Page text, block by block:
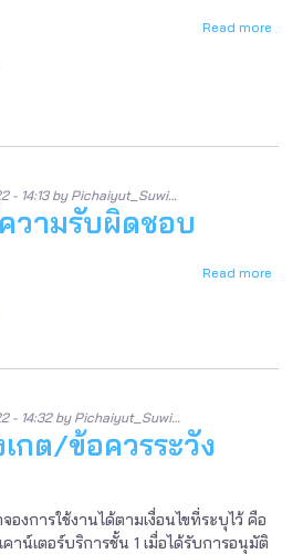
Read more
ปฏิบั
- 14:13by Pichaiyut_Suwi…
วามรับผิดชอบ
Read more
ควา
- 14:32by Pichaiyut_Suwi…
กต/ข้อควรระวัง
องการใช้งานได้ตามเงื่อนไขที่ระบุไว้ คือ
าน์เตอร์บริการชั้น 1 เมื่อได้รับการอนุมัติ